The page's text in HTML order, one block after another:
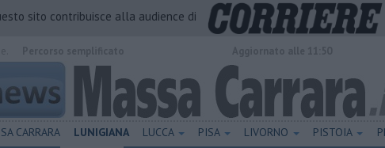
sito contribuisce alla audience di
CARRARA LUNIGIANA LUCCA PISA LIVORNO PISTOIA